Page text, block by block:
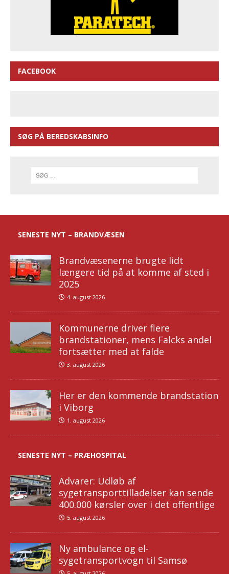
FACEBOOK
SØG PÅ BEREDSKABSINFO
SENESTE NYT – BRANDVÆSEN
Brandvæsenerne brugte lidt
længere tid på at komme af sted i
2025
4. august 2026
Kommunerne driver flere
brandstationer, mens Falcks andel
fortsætter med at falde
3. august 2026
Her er den kommende brandstation
i Viborg
1. august 2026
SENESTE NYT – PRÆHOSPITAL
Advarer: Udløb af
sygetransporttilladelser kan sende
400.000 kørsler over i det offentlige
5. august 2026
Ny ambulance og el-
sygetransportvogn til Samsø